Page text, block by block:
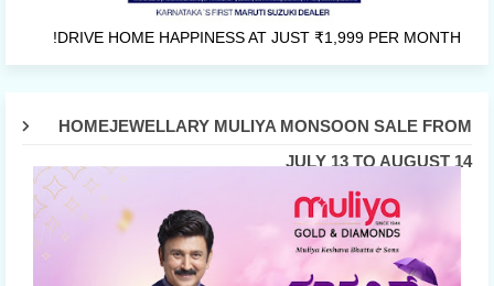
DRIVE HOME HAPPINESS AT JUST ₹1,999 PER MONTH!
HOMEJEWELLARY MULIYA MONSOON SALE FROM
JULY 13 TO AUGUST 14